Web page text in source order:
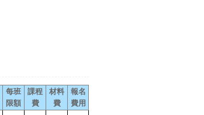
每班
限額
課程
費
材料
費
報名
費用